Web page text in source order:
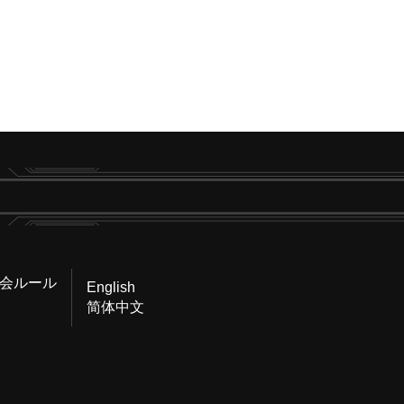
ルール
English
简体中文